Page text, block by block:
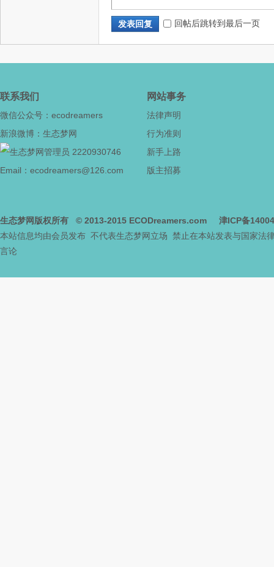
发表回复 回帖后跳转到最后一页
联系我们
微信公众号：ecodreamers
新浪微博：生态梦网
2220930746
Email：ecodreamers@126.com
网站事务
法律声明
行为准则
新手上路
版主招募
生态梦网版权所有 © 2013-2015 ECODreamers.com
津ICP备
本站信息均由会员发布 不代表生态梦网立场 禁止在本站发表与国家法
言论